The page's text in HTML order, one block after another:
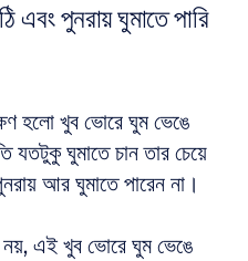
পুনরায় ঘুমাতে পারি
হলো খুব ভোরে ঘুম ভেঙে
যতটুকু ঘুমাতে চান তার চেয়ে
আর ঘুমাতে পারেন না।
নয়, এই খুব ভোরে ঘুম ভেঙে